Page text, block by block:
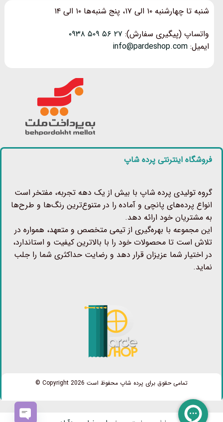
شنبه تا چهارشنبه ۱۰ الی ۱۷، پنج شنبه‌ها ۱۰ الی ۱۴
واتساپ (پیگیری سفارش): ۲۷ ۵۶ ۵۰۹ ۰۹۳۸
ایمیل: info@pardeshop.com
فروشگاه اینترنتی پرده شاپ
گروه تولیدی پرده شاپ با بیش از یک دهه تجربه، مفتخر است
انواع پرده‌های پانچی و آماده را در متنوع‌ترین رنگ‌ها و طرح‌ها
به مشتریان خود ارائه دهد.
این مجموعه با بهره‌گیری از تیمی متخصص و متعهد، همواره در
تلاش است تا محصولات خود را با بالاترین کیفیت و استاندارد،
در اختیار شما عزیزان قرار دهد و رضایت حداکثری شما را جلب
نماید.
تمامی حقوق برای پرده شاپ محفوظ است Copyright 2026 ©